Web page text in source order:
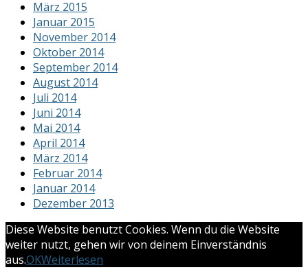
März 2015
Januar 2015
November 2014
Oktober 2014
September 2014
August 2014
Juli 2014
Juni 2014
Mai 2014
April 2014
März 2014
Februar 2014
Januar 2014
Dezember 2013
Diese Website benutzt Cookies. Wenn du die Website
weiter nutzt, gehen wir von deinem Einverständnis
aus.OKWeiterlesen